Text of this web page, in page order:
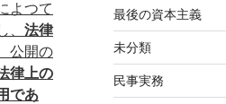
よつて
、 法律
、公開の
律上の
であ
最後の資本主義
未分類
民事実務